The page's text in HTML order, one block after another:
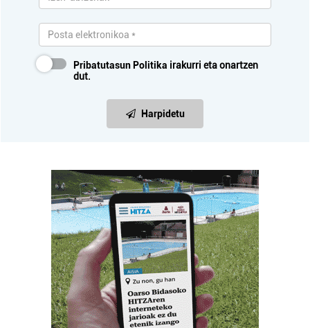
Pribatutasun Politika irakurri eta onartzen
dut.
Harpidetu